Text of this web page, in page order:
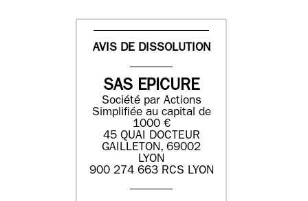
AVIS DE DISSOLUTION
SAS EPICURE
Société par Actions
Simplifiée au capital de
1000 €
45 QUAI DOCTEUR
GAILLETON, 69002
LYON
900 274 663 RCS LYON